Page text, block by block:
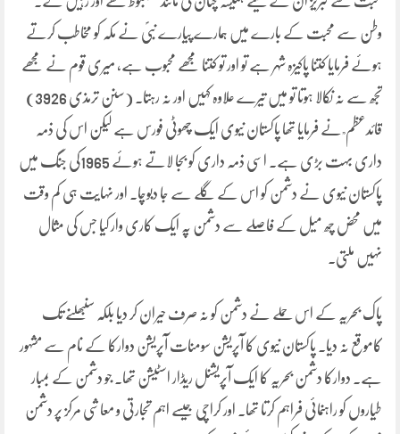
وطن سے محبت کے بارے میں ہمارے پیارے نبیؐ نے مکہ کو مخاطب کرتے
ہوئے فرمایا کتنا پاکیزہ شہر ہے تو اور تو کتنا مجھے محبوب ہے، میری قوم نے مجھے
تجھ سے نہ نکالا ہوتا تو میں تیرے علاوہ کہیں اور نہ رہتا۔ (سنن ترمذی 3926)
قائدعظم ؒ نے فرمایا تھا پاکستان نیوی ایک چھوٹی فورس ہے لیکن اس کی ذمہ
داری بہت بڑی ہے۔ اسی ذمہ داری کو بجا لاتے ہوئے 1965کی جنگ میں
پاکستان نیوی نے دشمن کو اس کے گلے سے جا دبوچا۔ اور نہایت ہی کم وقت
میں محض چھ میل کے فاصلے سے دشمن پہ ایک کاری وار کیا جس کی مثال
نہیں ملتی۔
پاک بحریہ کے اس حملے نے دشمن کو نہ صرف حیران کر دیا بلکہ سنبھلنے تک
کاموقع نہ دیا۔ پاکستان نیوی کا آپریشن سومنات آپریشن دوارکا کے نام سے مشہور
ہے۔ دوارکا دشمن بحریہ کا ایک آپریشنل ریڈار اسٹیشن تھا۔ جو دشمن کے بمبار
طیاروں کو راہنمائی فراہم کرتا تھا۔ اور کراچی جیسے اہم تجارتی و معاشی مرکز پر دشمن